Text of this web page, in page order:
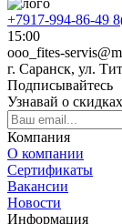
+7917-994-86-49
15:00
ooo_fites-
г. Саранск, ул.
Подписывайтесь
Узнавай о
Компания
О компании
Сертификаты
Вакансии
Новости
Информация